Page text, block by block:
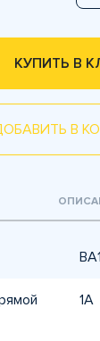
КУПИТЬ В
В
1А